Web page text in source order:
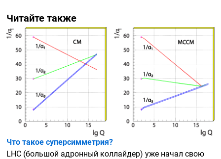
Читайте также
Что такое суперсимметрия?
LHC (большой адронный коллайдер) уже начал свою